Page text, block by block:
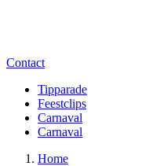
Contact
Tipparade
Feestclips
Carnaval
Carnaval
Home